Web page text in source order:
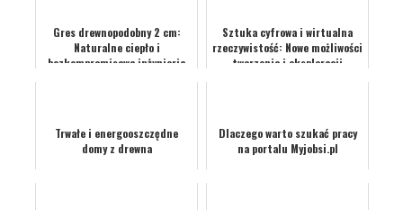
Gres drewnopodobny 2 cm:
Naturalne ciepło i
bezkompromisowa inżynieria
Sztuka cyfrowa i wirtualna
rzeczywistość: Nowe możliwości
tworzenia i eksploracji
Trwałe i energooszczędne
domy z drewna
Dlaczego warto szukać pracy
na portalu Myjobsi.pl